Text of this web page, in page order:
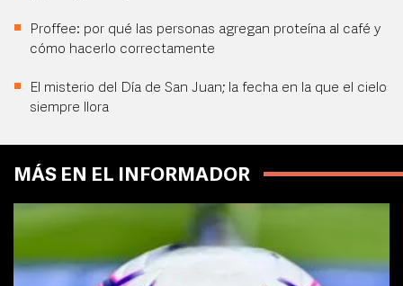
Proffee: por qué las personas agregan proteína al café y
cómo hacerlo correctamente
El misterio del Día de San Juan; la fecha en la que el cielo
siempre llora
MÁS EN EL INFORMADOR